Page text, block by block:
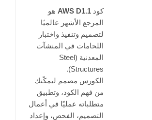
كود AWS D1.1 هو
المرجع الأشهر عالميًا
لتصميم وتنفيذ واختبار
اللحامات في المنشآت
المعدنية (Steel
Structures).
الكورس مصمم ليمكّنك
من فهم الكود، وتطبيق
متطلباته عمليًا في أعمال
التصميم، الفحص، وإعداد